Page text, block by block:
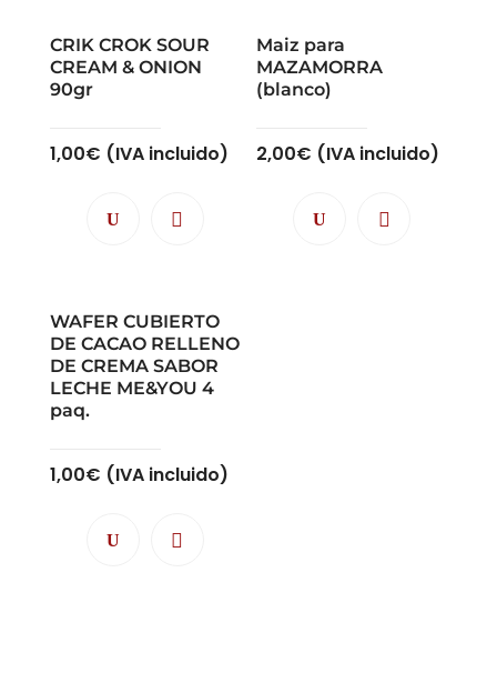
CRIK CROK SOUR
CREAM & ONION
90gr
1,00€ (IVA incluido)
Maiz para
MAZAMORRA
(blanco)
2,00€ (IVA incluido)
WAFER CUBIERTO
DE CACAO RELLENO
DE CREMA SABOR
LECHE ME&YOU 4
paq.
1,00€ (IVA incluido)